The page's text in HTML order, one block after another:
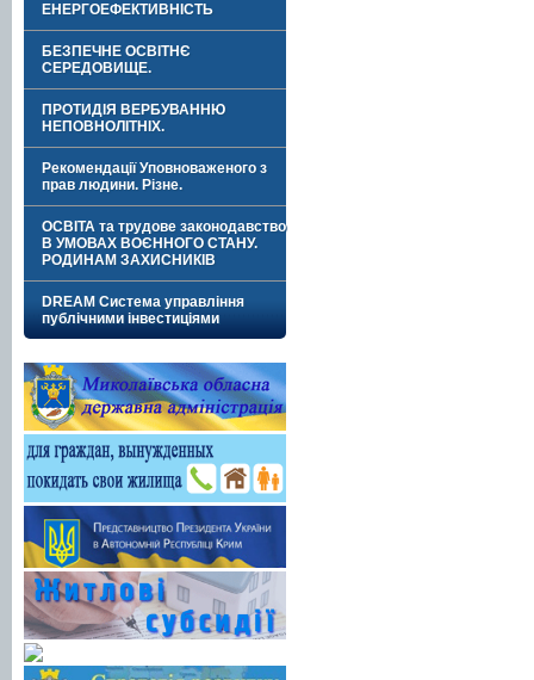
ЕНЕРГОЕФЕКТИВНІСТЬ
БЕЗПЕЧНЕ ОСВІТНЄ
СЕРЕДОВИЩЕ.
ПРОТИДІЯ ВЕРБУВАННЮ
НЕПОВНОЛІТНІХ.
Рекомендації Уповноваженого з
прав людини. Різне.
ОСВІТА та трудове законодавство
В УМОВАХ ВОЄННОГО СТАНУ.
РОДИНАМ ЗАХИСНИКІВ
DREAM Система управління
публічними інвестиціями